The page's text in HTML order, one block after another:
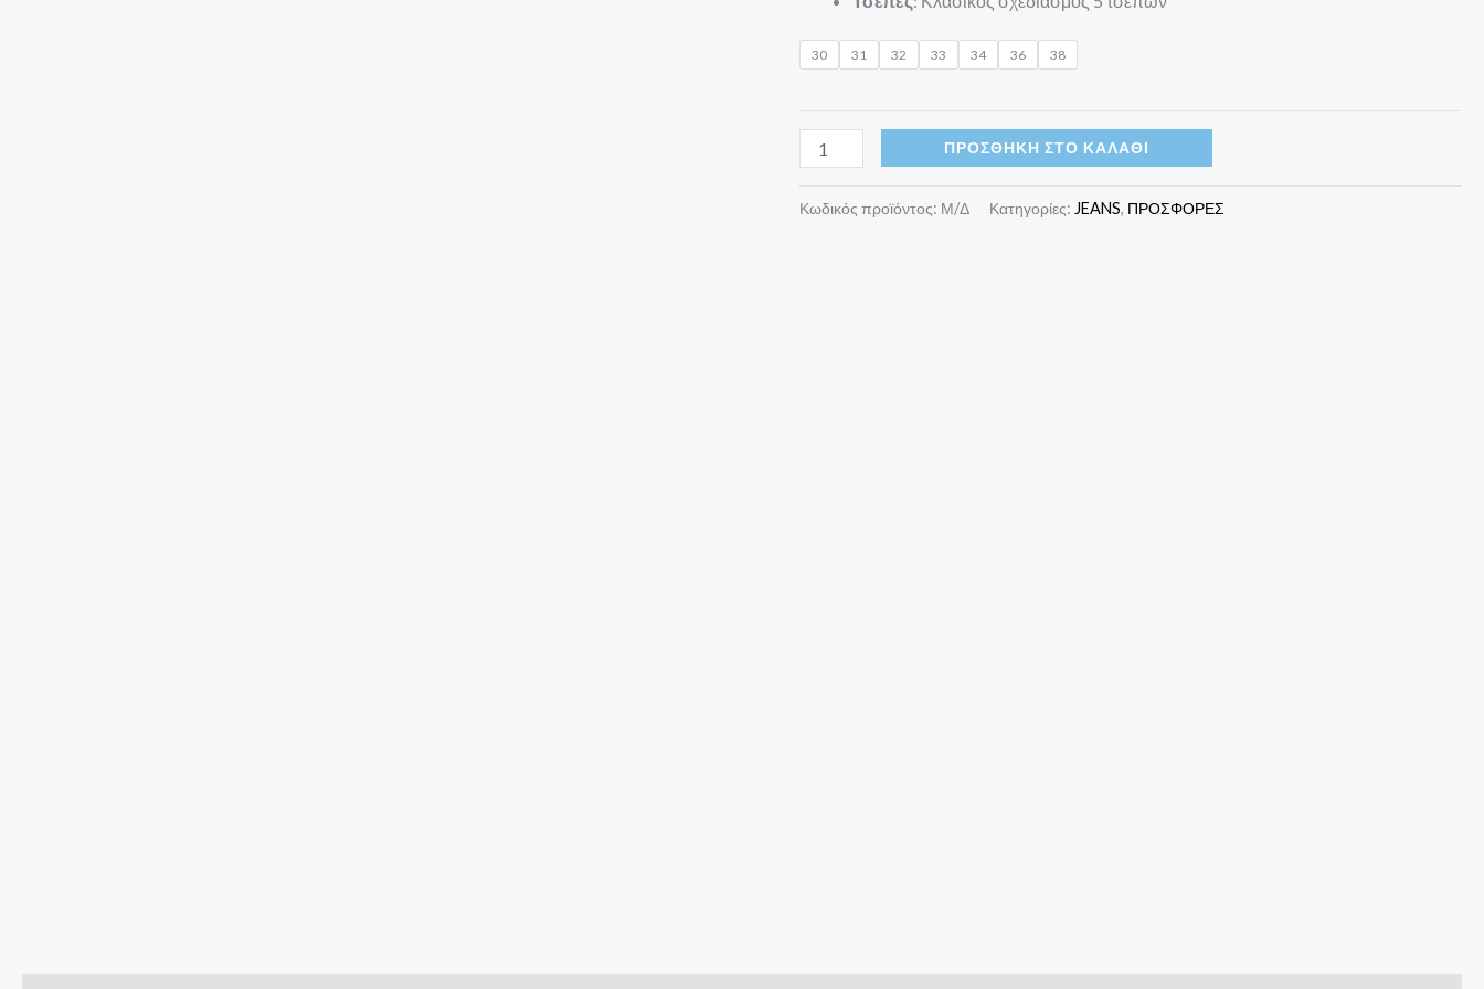
30 31 32 33 34 36 38
ΠΡΟΣΘΉΚΗ ΣΤΟ ΚΑΛΆΘΙ
Κωδικός προϊόντος: Μ/Δ Κατηγορίες: JEANS, ΠΡΟΣΦΟΡΕΣ